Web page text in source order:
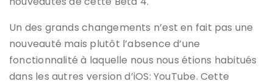
Un des grands changements n’est en fait pas une
nouveauté mais plutôt l’absence d’une
fonctionnalité à laquelle nous nous étions habitués
dans les autres version d’iOS: YouTube. Cette